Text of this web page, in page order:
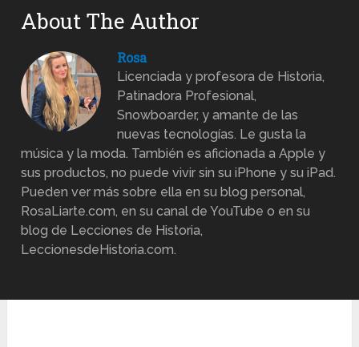
About The Author
Rosa
Licenciada y profesora de Historia,
Patinadora Profesional,
Snowboarder, y amante de las
nuevas tecnologías. Le gusta la
música y la moda. También es aficionada a Apple y
sus productos, no puede vivir sin su iPhone y su iPad.
Pueden ver más sobre ella en su blog personal,
RosaLiarte.com, en su canal de YouTube o en su
blog de Lecciones de Historia,
LeccionesdeHistoria.com.